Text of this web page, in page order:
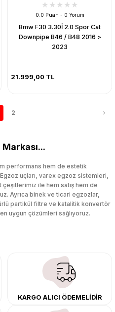
0.0 Puan - 0 Yorum
Bmw F30 3.30İ 2.0 Spor Cat
Downpipe B46 / B48 2016 >
2023
21.999,00 TL
2
performans hem de estetik
uçları, varex egzoz sistemleri,
ile hem satış hem de
Ayrıca binek ve ticari egzozlar,
partikül filtre ve katalitik konvertör
uygun çözümleri sağlıyoruz.
özel performans egzozları ve
kit uygulamalarıyla aracınızın
taşıyabilirsiniz.
uzun ömürlüdür. İstanbul’daki montaj
Türkiye’nin her yerine güvenli
değer katmak için doğru
KARGO ALICI ÖDEMELİDİR